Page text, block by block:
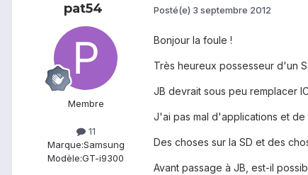
pat54
Membre
11
Marque:Samsung
Modèle:GT-i9300
Posté(e) 3 septembre 2012
Bonjour la foule !
Très heureux possesseur d'un
JB devrait sous peu remplacer
J'ai pas mal d'applications et de
Des choses sur la SD et des
Avant passage à JB, est-il